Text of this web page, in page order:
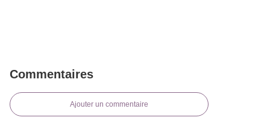
Commentaires
Ajouter un commentaire